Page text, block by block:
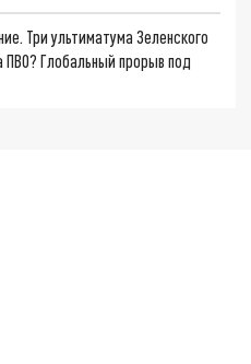
Три ультиматума Зеленского
ПВО? Глобальный прорыв под